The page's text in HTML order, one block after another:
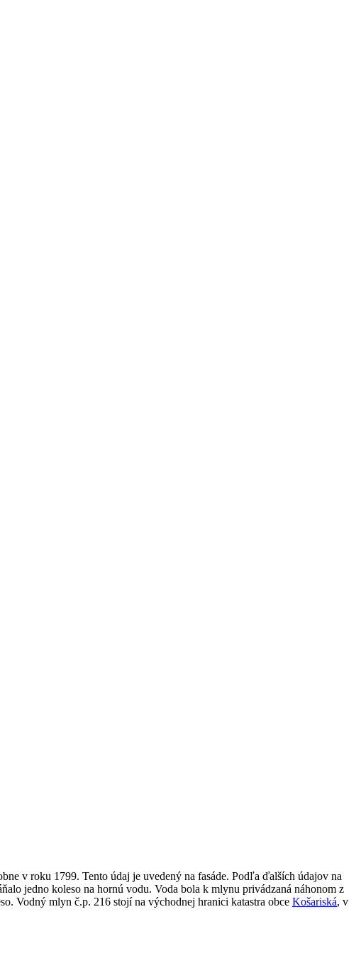
v roku 1799. Tento údaj je uvedený na fasáde. Podľa ďalších údajov na
jedno koleso na hornú vodu. Voda bola k mlynu privádzaná náhonom z
Vodný mlyn č.p. 216 stojí na východnej hranici katastra obce Košariská, v